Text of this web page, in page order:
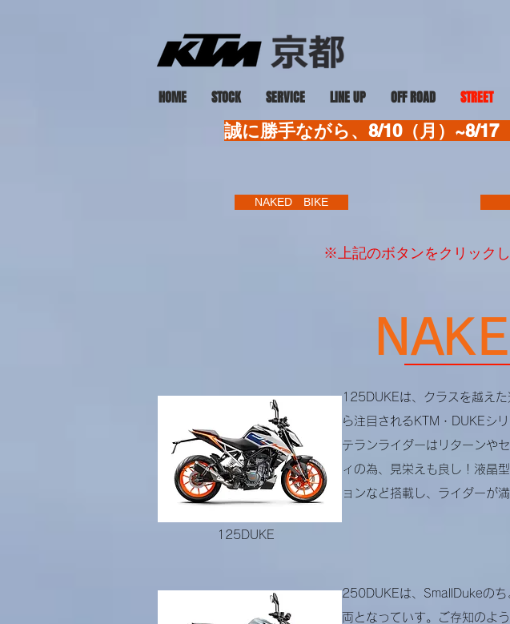
HOME STOCK SERVICE LINE UP OFF ROAD STREET
誠に勝手ながら、8/10（月）~8/
NAKED BIKE
※上記のボタンをクリック
125DUKE
125DUKEは、クラスを越え
ら注目されるKTM・DUKEシ
テランライダーはリターンや
ィの為、見栄えも良し！液晶
ョンなど搭載し、ライダーが
250DUKEは、SmallDukeの
両となっていす。ご存知のよ